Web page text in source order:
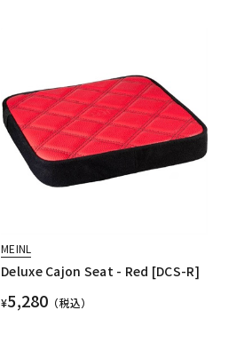
MEINL
Deluxe Cajon Seat - Red [DCS-R]
¥5,280 （税込）